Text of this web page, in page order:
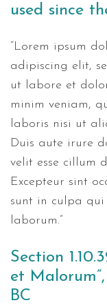
used since
“Lorem ipsum
adipiscing elit,
ut labore et
minim veniam,
laboris nisi ut
Duis aute irure
velit esse cillum
Excepteur sint
sunt in culpa
laborum.”
Section
et
BC